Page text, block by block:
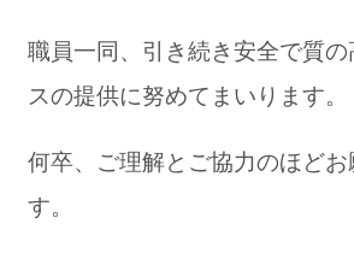
職員一同、引き続き安全で質
スの提供に努めてまいります。
何卒、ご理解とご協力のほどお
す。